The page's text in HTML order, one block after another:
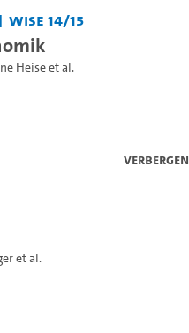
WiSe 14/15
Heiseet al.
Verbergen
et al.